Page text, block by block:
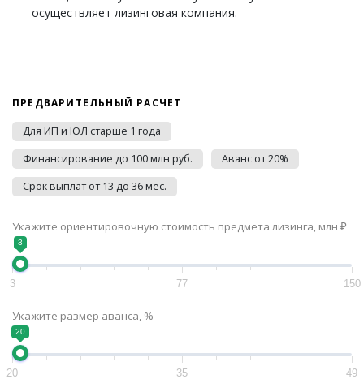
осуществляет лизинговая компания.
ПРЕДВАРИТЕЛЬНЫЙ РАСЧЕТ
Для ИП и ЮЛ старше 1 года
Финансирование до 100 млн руб.
Аванс от 20%
Срок выплат от 13 до 36 мес.
Укажите ориентировочную стоимость предмета лизинга, млн ₽
3
3 77 150
Укажите размер аванса, %
20
20 35 49